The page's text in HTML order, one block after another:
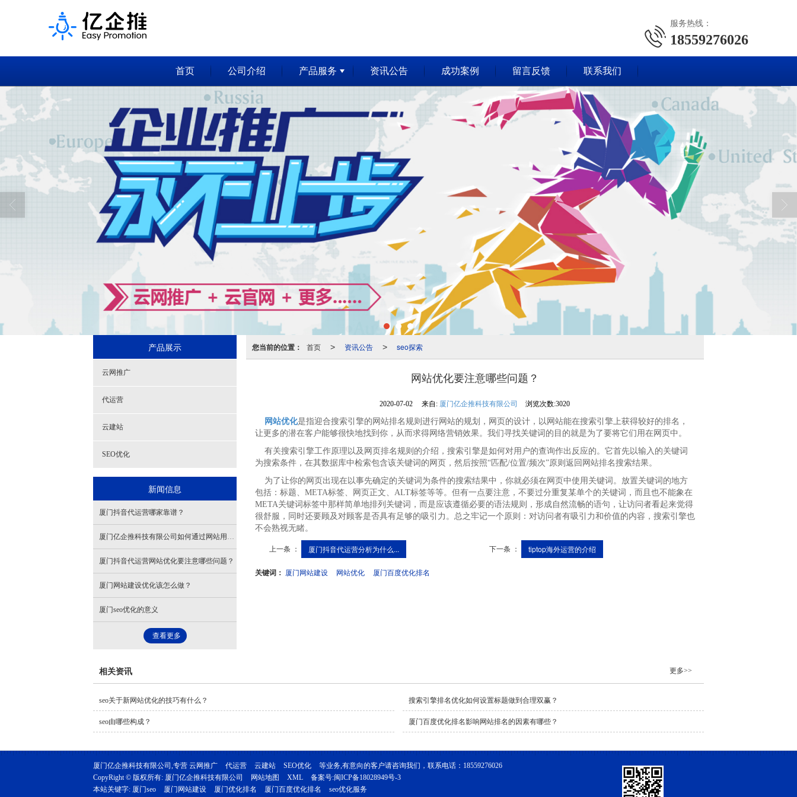
服务热线：
18559276026
首页 公司介绍 产品服务 资讯公告 成功案例 留言反馈 联系我们
您当前的位置： 首页 > 资讯公告 > seo探索
网站优化要注意哪些问题？
2020-07-02 来自: 厦门亿企推科技有限公司 浏览次数:3020
网站优化是指迎合搜索引擎的网站排名规则进行网站的规划，网页的设计，以网站能在搜索引擎上获得较好的排名，
让更多的潜在客户能够很快地找到你，从而求得网络营销效果。我们寻找关键词的目的就是为了要将它们用在网页中。
有关搜索引擎工作原理以及网页排名规则的介绍，搜索引擎是如何对用户的查询作出反应的。它首先以输入的关键词
为搜索条件，在其数据库中检索包含该关键词的网页，然后按照“匹配/位置/频次”原则返回网站排名搜索结果。
为了让你的网页出现在以事先确定的关键词为条件的搜索结果中，你就必须在网页中使用关键词。放置关键词的地方
包括：标题、META标签、网页正文、ALT标签等等。但有一点要注意，不要过分重复某单个的关键词，而且也不能象在
META关键词标签中那样简单地排列关键词，而是应该遵循必要的语法规则，形成自然流畅的语句，让访问者看起来觉得
很舒服，同时还要顾及对顾客是否具有足够的吸引力。总之牢记一个原则：对访问者有吸引力和价值的内容，搜索引擎也
不会熟视无睹。
上一条 ： 厦门抖音代运营分析为什么... 下一条 ： tiptop海外运营的介绍
关键词： 厦门网站建设 网站优化 厦门百度优化排名
产品展示
云网推广
代运营
云建站
SEO优化
新闻信息
厦门抖音代运营哪家靠谱？
厦门亿企推科技有限公司如何通过网站用户体验提升优化效果？
厦门抖音代运营网站优化要注意哪些问题？
厦门网站建设优化该怎么做？
厦门seo优化的意义
查看更多
相关资讯 更多>>
seo关于新网站优化的技巧有什么？ 搜索引擎排名优化如何设置标题做到合理双赢？
seo由哪些构成？ 厦门百度优化排名影响网站排名的因素有哪些？
厦门亿企推科技有限公司,专营 云网推广 代运营 云建站 SEO优化 等业务,有意向的客户请咨询我们，联系电话： 18559276026
CopyRight © 版权所有: 厦门亿企推科技有限公司 网站地图 XML 备案号:闽ICP备18028949号-3
本站关键字: 厦门seo 厦门网站建设 厦门优化排名 厦门百度优化排名 seo优化服务